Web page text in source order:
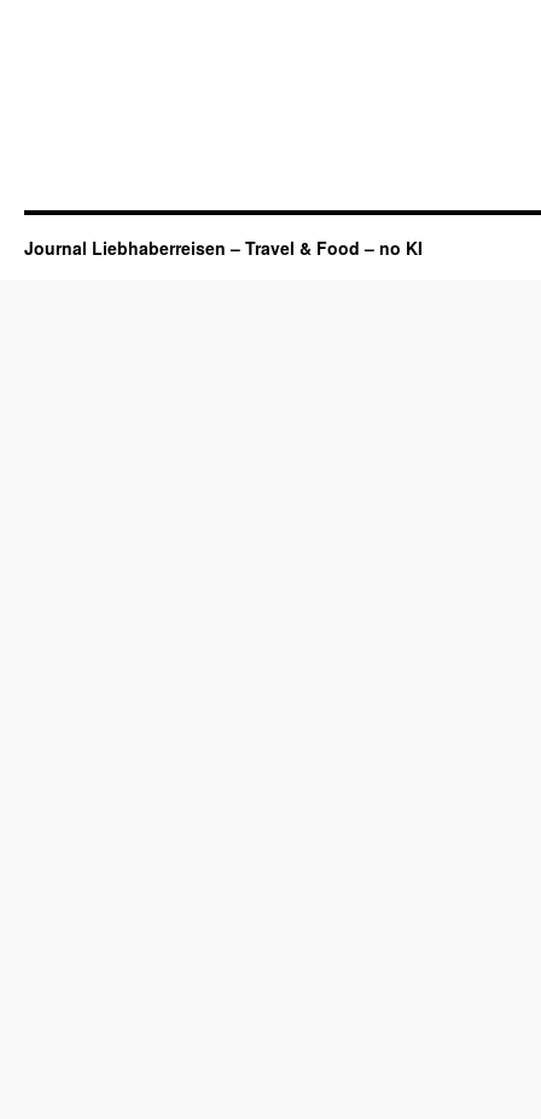
Journal Liebhaberreisen – Travel & Food – no KI